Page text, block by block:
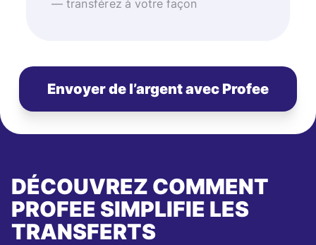
— transférez à votre façon
Envoyer de l’argent avec Profee
DÉCOUVREZ COMMENT
PROFEE SIMPLIFIE LES
TRANSFERTS